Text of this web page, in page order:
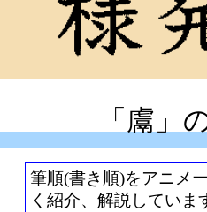
「鬳」
筆順(書き順)をアニメ
く紹介、解説していま